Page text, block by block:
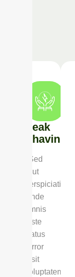
Peak
Shaving
Sed
ut
perspiciatis
unde
omnis
iste
natus
error
sit
voluptatem